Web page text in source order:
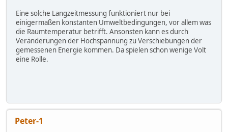
Eine solche Langzeitmessung funktioniert nur bei
einigermaßen konstanten Umweltbedingungen, vor allem was
die Raumtemperatur betrifft. Ansonsten kann es durch
Veränderungen der Hochspannung zu Verschiebungen der
gemessenen Energie kommen. Da spielen schon wenige Volt
eine Rolle.
Peter-1